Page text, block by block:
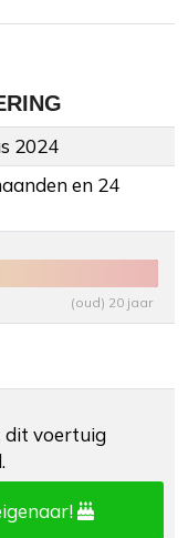
2024
en 24
(oud) 20 jaar
dit voertuig